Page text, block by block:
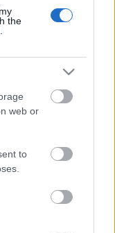
the
web or
to
5. blokk új